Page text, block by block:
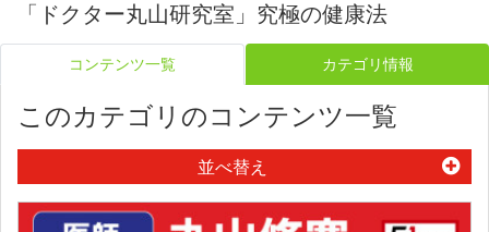
「ドクター丸山研究室」究極の健康法
コンテンツ一覧 カテゴリ情報
このカテゴリのコンテンツ一覧
並べ替え